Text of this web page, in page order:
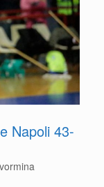
Napoli 43-